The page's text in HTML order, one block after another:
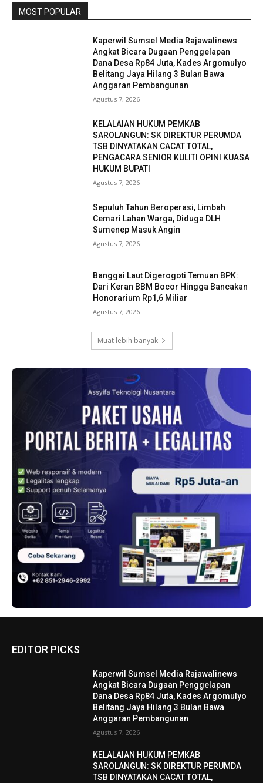
MOST POPULAR
Kaperwil Sumsel Media Rajawalinews
Angkat Bicara Dugaan Penggelapan
Dana Desa Rp84 Juta, Kades Argomulyo
Belitang Jaya Hilang 3 Bulan Bawa
Anggaran Pembangunan
Agustus 7, 2026
KELALAIAN HUKUM PEMKAB
SAROLANGUN: SK DIREKTUR PERUMDA
TSB DINYATAKAN CACAT TOTAL,
PENGACARA SENIOR KULITI OPINI KUASA
HUKUM BUPATI
Agustus 7, 2026
Sepuluh Tahun Beroperasi, Limbah
Cemari Lahan Warga, Diduga DLH
Sumenep Masuk Angin
Agustus 7, 2026
Banggai Laut Digerogoti Temuan BPK:
Dari Keran BBM Bocor Hingga Bancakan
Honorarium Rp1,6 Miliar
Agustus 7, 2026
Muat lebih banyak
EDITOR PICKS
Kaperwil Sumsel Media Rajawalinews
Angkat Bicara Dugaan Penggelapan
Dana Desa Rp84 Juta, Kades Argomulyo
Belitang Jaya Hilang 3 Bulan Bawa
Anggaran Pembangunan
Agustus 7, 2026
KELALAIAN HUKUM PEMKAB
SAROLANGUN: SK DIREKTUR PERUMDA
TSB DINYATAKAN CACAT TOTAL,